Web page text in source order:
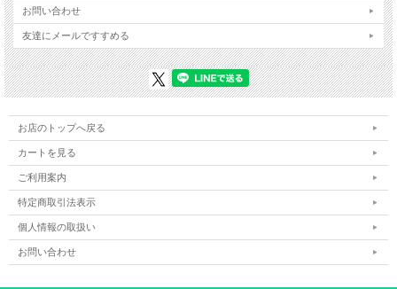
お問い合わせ
友達にメールですすめる
お店のトップへ戻る
カートを見る
ご利用案内
特定商取引法表示
個人情報の取扱い
お問い合わせ